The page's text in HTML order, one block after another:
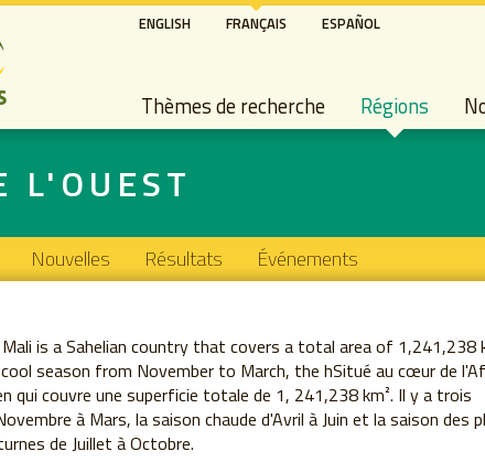
Aller
principal
ENGLISH FRANÇAIS ESPAÑOL
Main navigation
Thèmes de recherche Régions
L'OUEST
Nouvelles Résultats Événements
is a Sahelian country that covers a total area of 1,241,238
season from November to March, the hSitué au cœur de
qui couvre une superficie totale de 1, 241,238 km². Il y a trois
à Mars, la saison chaude d'Avril à Juin et la saison des
de Juillet à Octobre.